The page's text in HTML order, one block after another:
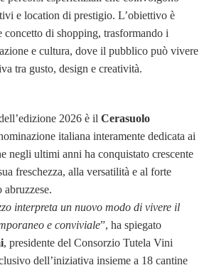
e location di prestigio. L’obiettivo è
concetto di shopping, trasformando i
e cultura, dove il pubblico può vivere
tra gusto, design e creatività.
2026 è il Cerasuolo
italiana interamente dedicata ai
negli ultimi anni ha conquistato crescente
freschezza, alla versatilità e al forte
interpreta un nuovo modo di vivere il
e conviviale”, ha spiegato
, presidente del Consorzio Tutela Vini
dell’iniziativa insieme a 18 cantine